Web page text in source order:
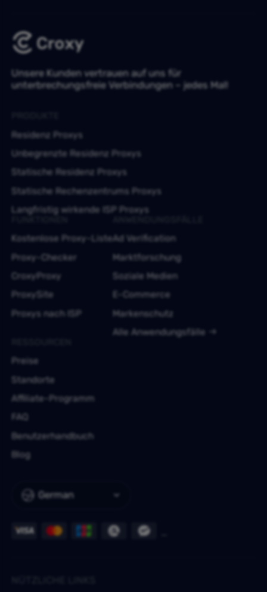
Unsere Kunden vertrauen auf uns für
unterbrechungsfreie Verbindungen – jedes Mal!
German
Residenz Proxys
Unbegrenzte Residenz Proxys
Statische Residenz Proxys
Statische Rechenzentrums Proxys
Langfristig wirkende ISP Proxys
Kostenlose Proxy-Liste
Proxy-Checker
CroxyProxy
ProxySite
Proxys nach ISP
Ad Verification
Marktforschung
Soziale Medien
E-Commerce
Markenschutz
Alle Anwendungsfälle
Preise
Standorte
Affiliate-Programm
FAQ
Benutzerhandbuch
Blog